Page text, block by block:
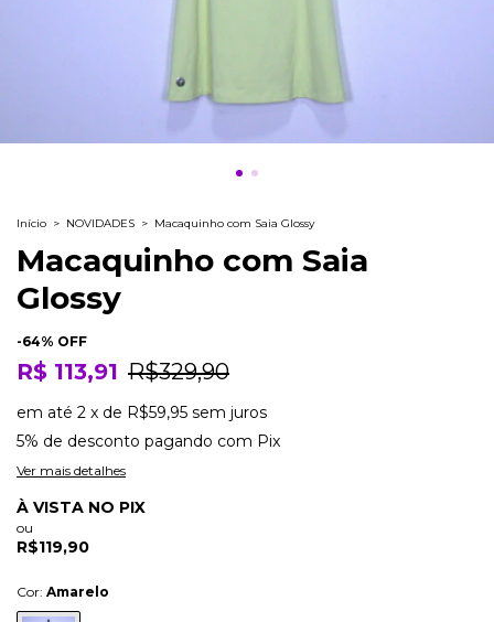
Início > NOVIDADES > Macaquinho com Saia Glossy
Macaquinho com Saia
Glossy
-64% OFF
R$ 113,91 R$329,90
em até 2 x de R$59,95 sem juros
5% de desconto pagando com Pix
Ver mais detalhes
À VISTA NO PIX
ou
R$119,90
Cor: Amarelo